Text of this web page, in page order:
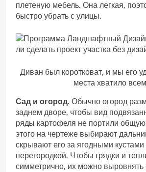
плетеную мебель. Она легкая,
быстро убрать с улицы.
Диван был коротковат, и мы его
места хватило всем
Сад и огород. Обычно огород
заднем дворе, чтобы вид
ряды картофеля не портили общую
этого на чертеже выбирают
скрывают его за ягодными кустами
перегородкой. Чтобы грядки и
симметрично, их можно